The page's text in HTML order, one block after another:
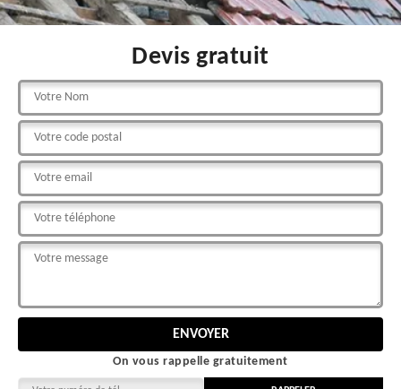
Devis gratuit
On vous rappelle gratuitement